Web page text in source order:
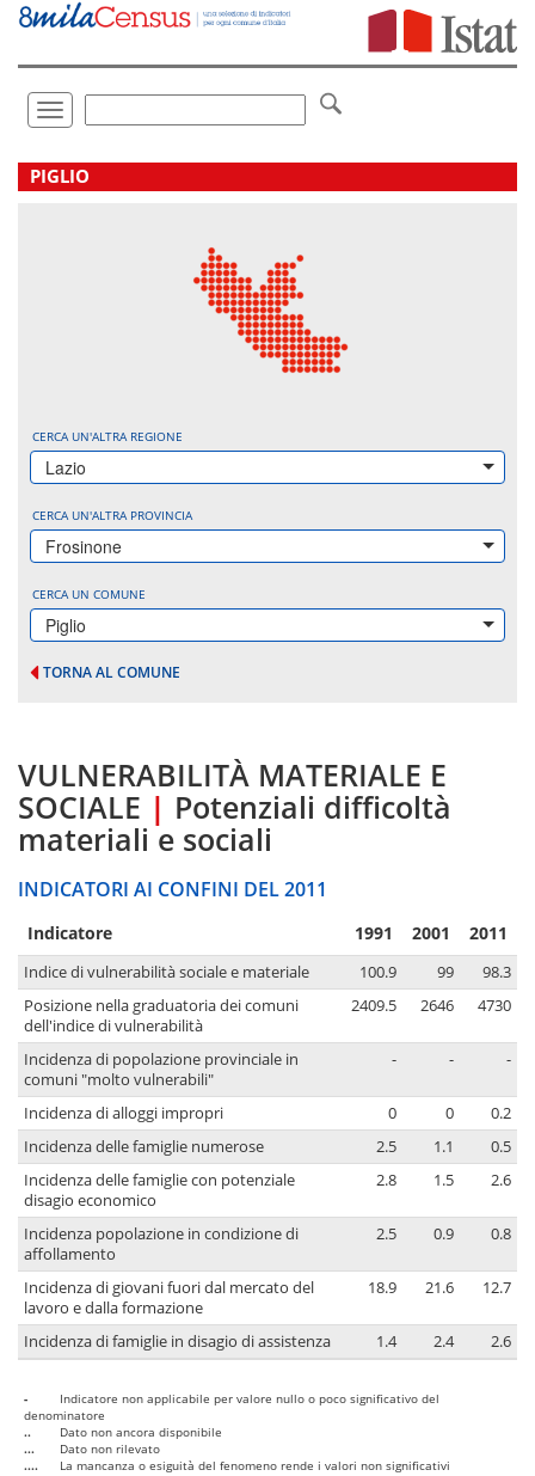
Vai
direttamente
Toggle
navigation
.
PIGLIO
CERCA UN'ALTRA REGIONE
Lazio
CERCA UN'ALTRA PROVINCIA
Frosinone
CERCA UN COMUNE
Piglio
TORNA AL COMUNE
VULNERABILITÀ MATERIALE E
SOCIALE | Potenziali difficoltà
materiali e sociali
INDICATORI AI CONFINI DEL 2011
Indicatore 1991 2001 2011
Indice di vulnerabilità sociale e materiale 100.9 99
98.3
Posizione nella graduatoria dei comuni
dell'indice di vulnerabilità
2409.5 2646 4730
Incidenza di popolazione provinciale in
comuni "molto vulnerabili"
- - -
Incidenza di alloggi impropri 0 0
0.2
Incidenza delle famiglie numerose
2.5 1.1
0.5
Incidenza delle famiglie con potenziale
disagio economico
2.8 1.5 2.6
Incidenza popolazione in condizione di
affollamento
2.5 0.9 0.8
Incidenza di giovani fuori dal mercato del
lavoro e dalla formazione
18.9 21.6 12.7
Incidenza di famiglie in disagio di assistenza 1.4 2.4 2.6
-
Indicatore non applicabile per valore nullo o poco significativo del
denominatore
..
Dato non ancora disponibile
...
Dato non rilevato
....
La mancanza o esiguità del fenomeno rende i valori non significativi